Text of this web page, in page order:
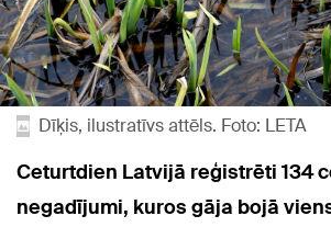
Dīķis, ilustratīvs attēls. Foto: LETA
Ceturtdien Latvijā reģistrēti 134
negadījumi, kuros gāja bojā